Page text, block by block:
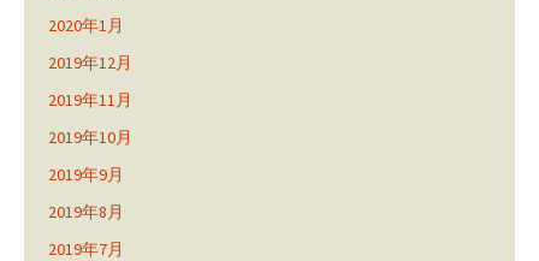
2020年1月
2019年12月
2019年11月
2019年10月
2019年9月
2019年8月
2019年7月